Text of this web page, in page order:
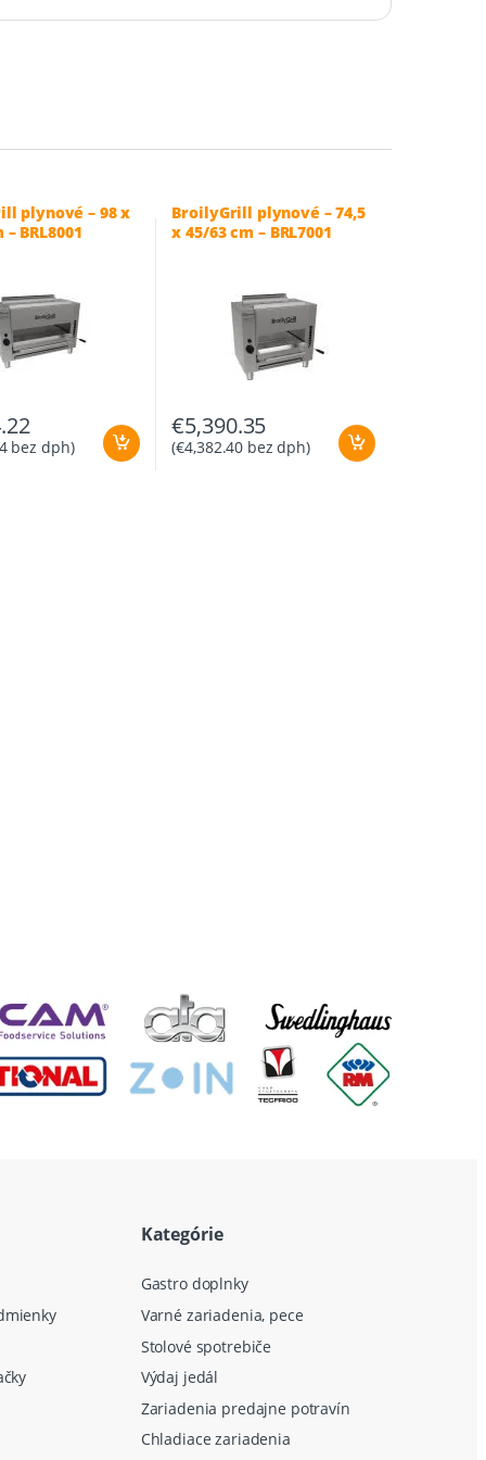
plynové – 98 x
BRL8001
bez dph)
BroilyGrill plynové – 74,5
x 45/63 cm – BRL7001
€5,390.35
(€4,382.40 bez dph)
Kategórie
Gastro doplnky
Varné zariadenia, pece
Stolové spotrebiče
Výdaj jedál
Zariadenia predajne potravín
Chladiace zariadenia